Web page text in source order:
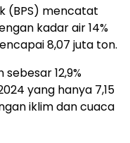
(BPS) mencatat
kadar air 14%
8,07 juta ton.
12,9%
yang hanya 7,15
iklim dan cuaca